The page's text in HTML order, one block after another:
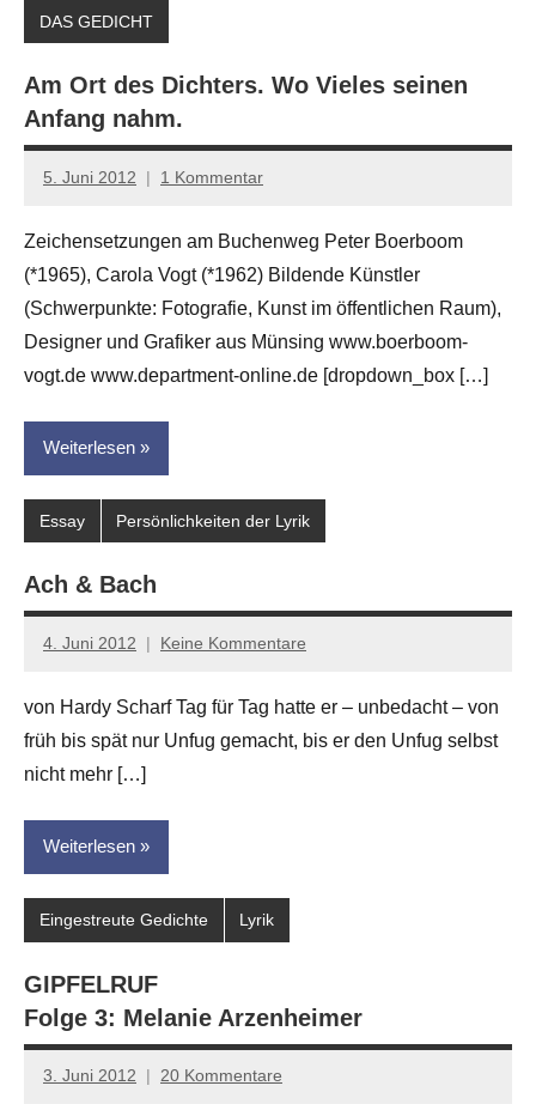
DAS GEDICHT
Am Ort des Dichters. Wo Vieles seinen
Anfang nahm.
5. Juni 2012
Anton
Leitner
1 Kommentar
Zeichensetzungen am Buchenweg Peter Boerboom
(*1965), Carola Vogt (*1962) Bildende Künstler
(Schwerpunkte: Fotografie, Kunst im öffentlichen Raum),
Designer und Grafiker aus Münsing www.boerboom-
vogt.de www.department-online.de [dropdown_box […]
Weiterlesen
Essay Persönlichkeiten der Lyrik
Ach & Bach
4. Juni 2012
Anton
Leitner
Keine Kommentare
von Hardy Scharf Tag für Tag hatte er – unbedacht – von
früh bis spät nur Unfug gemacht, bis er den Unfug selbst
nicht mehr […]
Weiterlesen
Eingestreute Gedichte Lyrik
GIPFELRUF
Folge 3: Melanie Arzenheimer
3. Juni 2012
Anton
20 Kommentare